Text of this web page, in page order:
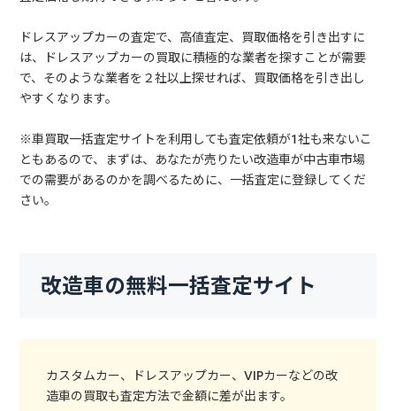
ドレスアップカーの査定で、高値査定、買取価格を引き出すに
は、ドレスアップカーの買取に積極的な業者を探すことが需要
で、そのような業者を２社以上探せれば、買取価格を引き出し
やすくなります。
※車買取一括査定サイトを利用しても査定依頼が1社も来ないこ
ともあるので、まずは、あなたが売りたい改造車が中古車市場
での需要があるのかを調べるために、一括査定に登録してくだ
さい。
改造車の無料一括査定サイト
カスタムカー、ドレスアップカー、VIPカーなどの改
造車の買取も査定方法で金額に差が出ます。